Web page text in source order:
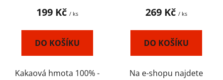
EKVÁDOR
199 Kč / ks
DO KOŠÍKU
Kakaová hmota 100% -
269 Kč / ks
DO KOŠÍKU
Na e-shopu najdete